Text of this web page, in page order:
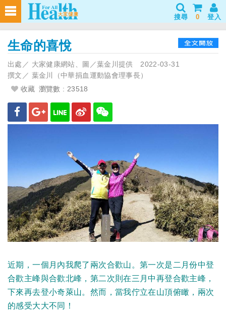
搜尋 0 登入
生命的喜悅
出處／ 大家健康網站、圖／葉金川提供 2022-03-31
撰文／ 葉金川（中華捐血運動協會理事長）
收藏 瀏覽數 : 23518
近期，一個月內我爬了兩次合歡山。第一次是二月份中登
合歡主峰與合歡北峰，第二次則在三月中再登合歡主峰，
下來再去登小奇萊山。然而，當我佇立在山頂俯瞰，兩次
的感受大大不同！